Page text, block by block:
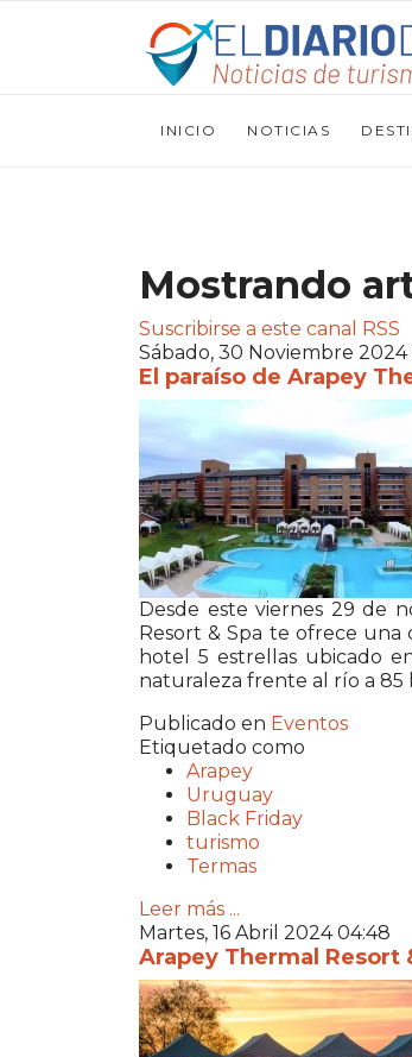
INICIO NOTICIAS
Mostrando
Suscribirse a este canal RSS
Sábado, 30 Noviembre 2024
El paraíso de Arapey
Desde este viernes 29 de
Resort & Spa te ofrece
hotel 5 estrellas ubicado
naturaleza frente al río a 85
Publicado en Eventos
Etiquetado como
Arapey
Uruguay
Black Friday
turismo
Termas
Leer más ...
Martes, 16 Abril 2024 04:48
Arapey Thermal Resort